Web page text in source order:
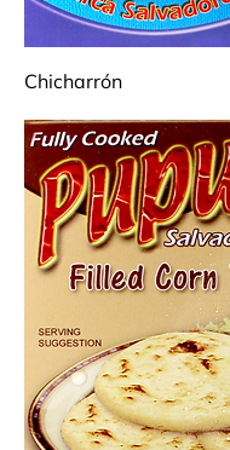
Chicharrón